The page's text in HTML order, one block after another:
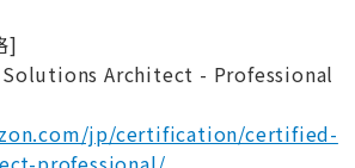
]
Solutions Architect - Professional
jp/certification/certified-